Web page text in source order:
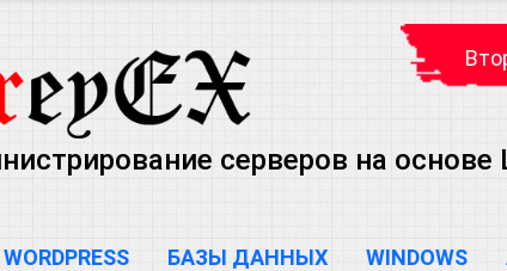
серверов на основе
WORDPRESS БАЗЫ ДАННЫХ WINDOWS